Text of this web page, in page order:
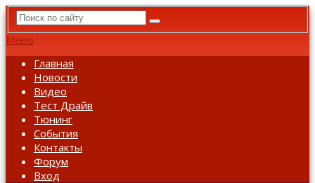
Меню
Главная
Новости
Видео
Тест Драйв
Тюнинг
События
Контакты
Форум
Вход